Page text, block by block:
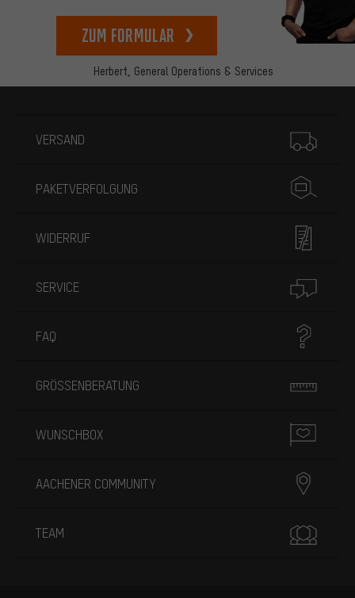
Herbert, General Operations & Services
zum Formular
VERSAND
PAKETVERFOLGUNG
WIDERRUF
SERVICE
FAQ
GRÖSSENBERATUNG
WUNSCHBOX
AACHENER COMMUNITY
TEAM